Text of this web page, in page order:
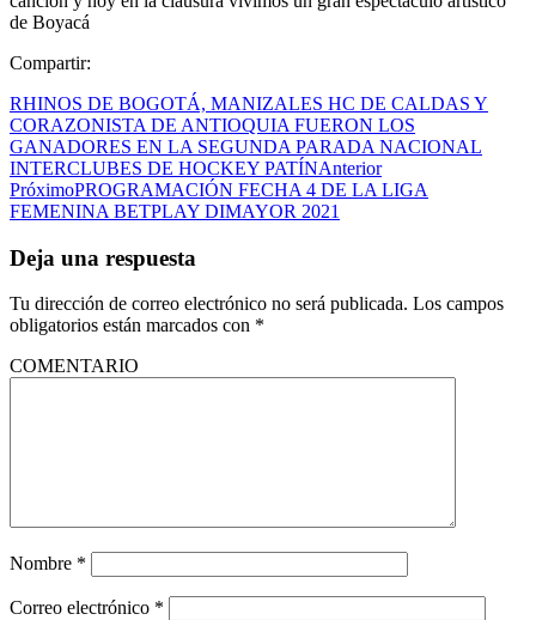
de Boyacá
Compartir:
RHINOS DE BOGOTÁ, MANIZALES HC DE CALDAS Y
CORAZONISTA DE ANTIOQUIA FUERON LOS
GANADORES EN LA SEGUNDA PARADA NACIONAL
INTERCLUBES DE HOCKEY PATÍNAnterior
PróximoPROGRAMACIÓN FECHA 4 DE LA LIGA
FEMENINA BETPLAY DIMAYOR 2021
Deja una respuesta
Tu dirección de correo electrónico no será publicada. Los campos
obligatorios están marcados con *
COMENTARIO
Nombre *
Correo electrónico *